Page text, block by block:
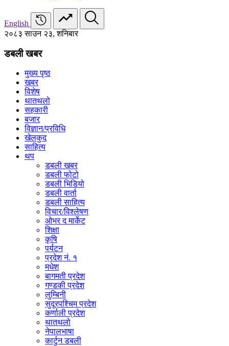
English
२०८३ साउन २३, शनिबार
डबली खबर
मुख्य पृष्ठ
खबर
विशेष
थातथलो
सहकारी
बजार
विज्ञान/प्रविधि
खेलकुद
साहित्य
थप
डबली खबर
डबली फोटो
डबली भिडियो
डबली वार्ता
डबली साहित्य
विचार/विश्‍लेषण
ओभर द मार्केट
शिक्षा
कृषि
पर्यटन
प्रदेश नं. १
मधेश
बागमती प्रदेश
गण्डकी प्रदेश
लुम्बिनी
सुदूरपश्चिम प्रदेश
कर्णाली प्रदेश
थातथलो
नेपालभाषा
कार्टुन डबली